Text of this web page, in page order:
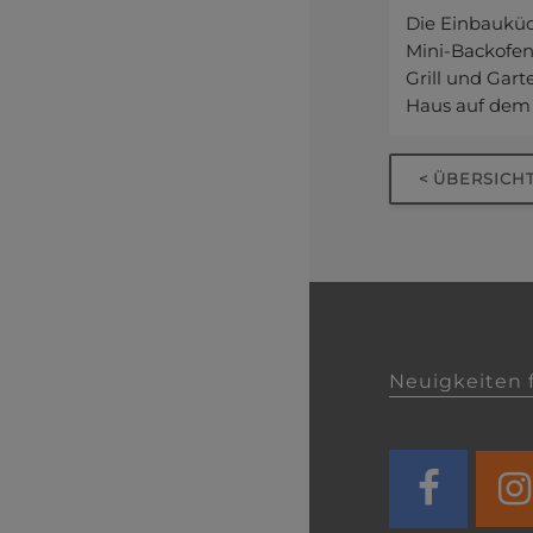
Die
Mini-
Grill und
Haus auf
<
Neuigkeiten